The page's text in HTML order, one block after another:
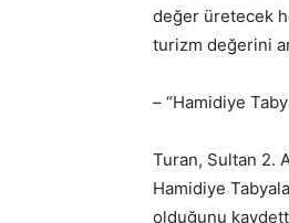
değer üretecek
turizm değerini
– “Hamidiye
Turan, Sultan 2.
Hamidiye
olduğunu